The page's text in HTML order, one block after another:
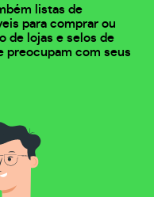
listas de
para comprar ou
de lojas e selos de
preocupam com seus